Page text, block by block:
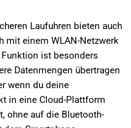
Laufuhren bieten auch
mit einem WLAN-Netzwerk
ist besonders
Datenmengen übertragen
wenn du deine
in eine Cloud-Plattform
ohne auf die Bluetooth-